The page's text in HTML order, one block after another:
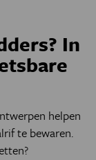
In
helpen
te bewaren.